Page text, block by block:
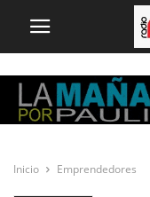
Inicio Emprendedores